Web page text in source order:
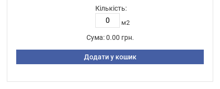
Кількість:
м2
Сума: 0.00 грн.
Додати у кошик